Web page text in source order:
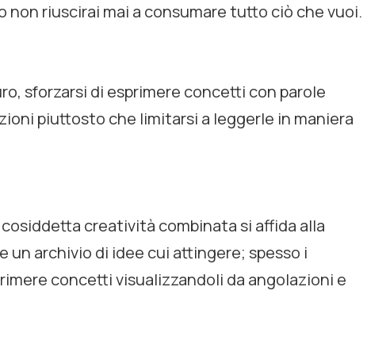
non riuscirai mai a consumare tutto ciò che vuoi.
sforzarsi di esprimere concetti con parole
piuttosto che limitarsi a leggerle in maniera
creatività combinata si affida alla
un archivio di idee cui attingere; spesso i
concetti visualizzandoli da angolazioni e